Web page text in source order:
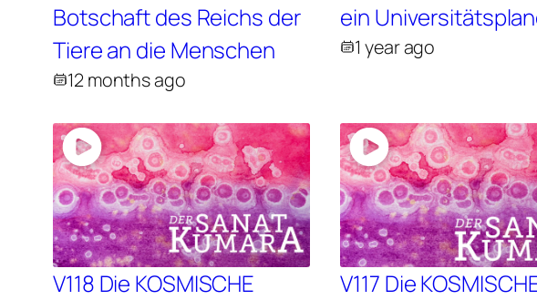
Botschaft des Reichs der
Tiere an die Menschen
12 months ago
ein
1 year ago
V118 Die KOSMISCHE
V117 Die